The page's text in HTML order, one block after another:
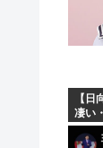
【
凄い